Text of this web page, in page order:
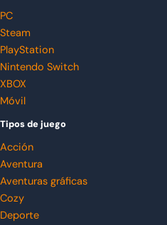
PC
Steam
PlayStation
Nintendo Switch
XBOX
Móvil
Tipos de juego
Acción
Aventura
Aventuras gráficas
Cozy
Deporte